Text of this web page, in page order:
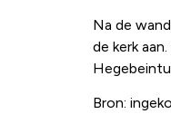
Na de
de kerk
Bron: